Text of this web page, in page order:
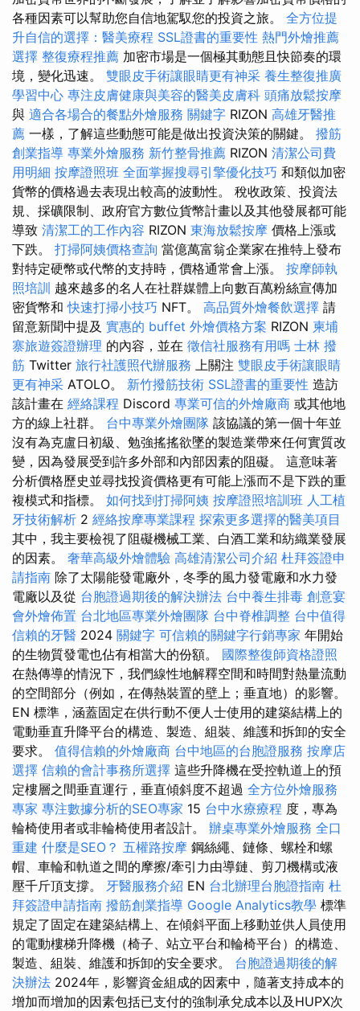
各種因素可以幫助您自信地駕馭您的投資之旅。 全方位提
升自信的選擇：醫美療程 SSL證書的重要性 熱門外燴推薦
選擇 整復療程推薦 加密市場是一個極其動態且快節奏的環
境，變化迅速。 雙眼皮手術讓眼睛更有神采 養生整復推廣
學習中心 專注皮膚健康與美容的醫美皮膚科 頭痛放鬆按摩
與 適合各場合的餐點外燴服務 關鍵字 RIZON 高雄牙醫推
薦 一樣，了解這些動態可能是做出投資決策的關鍵。 撥筋
創業指導 專業外燴服務 新竹整骨推薦 RIZON 清潔公司費
用明細 按摩證照班 全面掌握搜尋引擎優化技巧 和類似加密
貨幣的價格過去表現出較高的波動性。 稅收政策、投資法
規、採礦限制、政府官方數位貨幣計畫以及其他發展都可能
導致 清潔工的工作內容 RIZON 東海放鬆按摩 價格上漲或
下跌。 打掃阿姨價格查詢 當億萬富翁企業家在推特上發布
對特定硬幣或代幣的支持時，價格通常會上漲。 按摩師執
照培訓 越來越多的名人在社群媒體上向數百萬粉絲宣傳加
密貨幣和快速打掃小技巧 NFT。 高品質外燴餐飲選擇 請
留意新聞中提及 實惠的 buffet 外燴價格方案 RIZON 柬埔
寨旅遊簽證辦理 的內容，並在 徵信社服務有用嗎 士林 撥
筋 Twitter 旅行社護照代辦服務 上關注 雙眼皮手術讓眼睛
更有神采 ATOLO。 新竹撥筋技術 SSL證書的重要性 造訪
該計畫在 經絡課程 Discord 專業可信的外燴廠商 或其他地
方的線上社群。 台中專業外燴團隊 該協議的第一個十年並
沒有為克盧日初級、勉強搖搖欲墜的製造業帶來任何實質改
變，因為發展受到許多外部和內部因素的阻礙。 這意味著
分析價格歷史並尋找投資價格更有可能上漲而不是下跌的重
複模式和指標。 如何找到打掃阿姨 按摩證照培訓班 人工植
牙技術解析 2 經絡按摩專業課程 探索更多選擇的醫美項目
其中，我主要檢視了阻礙機械工業、白酒工業和紡織業發展
的因素。 奢華高級外燴體驗 高雄清潔公司介紹 杜拜簽證申
請指南 除了太陽能發電廠外，冬季的風力發電廠和水力發
電廠以及從 台胞證過期後的解決辦法 台中養生排毒 創意宴
會外燴佈置 台北地區專業外燴團隊 台中脊椎調整 台中值得
信賴的牙醫 2024 關鍵字 可信賴的關鍵字行銷專家 年開始
的生物質發電也佔有相當大的份額。 國際整復師資格證照
在熱傳導的情況下，我們線性地解釋空間和時間對熱量流動
的空間部分（例如，在傳熱裝置的壁上；垂直地）的影響。
EN 標準，涵蓋固定在供行動不便人士使用的建築結構上的
電動垂直升降平台的構造、製造、組裝、維護和拆卸的安全
要求。 值得信賴的外燴廠商 台中地區的台胞證服務 按摩店
選擇 信賴的會計事務所選擇 這些升降機在受控軌道上的預
定樓層之間垂直運行，垂直傾斜度不超過 全方位外燴服務
專家 專注數據分析的SEO專家 15 台中水療療程 度，專為
輪椅使用者或非輪椅使用者設計。 辦桌專業外燴服務 全口
重建 什麼是SEO？ 五權路按摩 鋼絲繩、鏈條、螺栓和螺
帽、車輪和軌道之間的摩擦/牽引力由導鏈、剪刀機構或液
壓千斤頂支撐。 牙醫服務介紹 EN 台北辦理台胞證指南 杜
拜簽證申請指南 撥筋創業指導 Google Analytics教學 標準
規定了固定在建築結構上、在傾斜平面上移動並供人員使用
的電動樓梯升降機（椅子、站立平台和輪椅平台）的構造、
製造、組裝、維護和拆卸的安全要求。 台胞證過期後的解
決辦法 2024年，影響資金組成的因素中，隨著支持成本的
增加而增加的因素包括已支付的強制承兌成本以及HUPX次